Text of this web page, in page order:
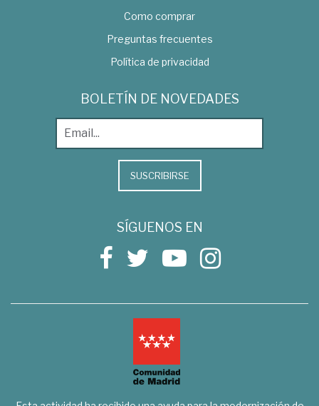
Como comprar
Preguntas frecuentes
Política de privacidad
BOLETÍN DE NOVEDADES
SUSCRIBIRSE
SÍGUENOS EN